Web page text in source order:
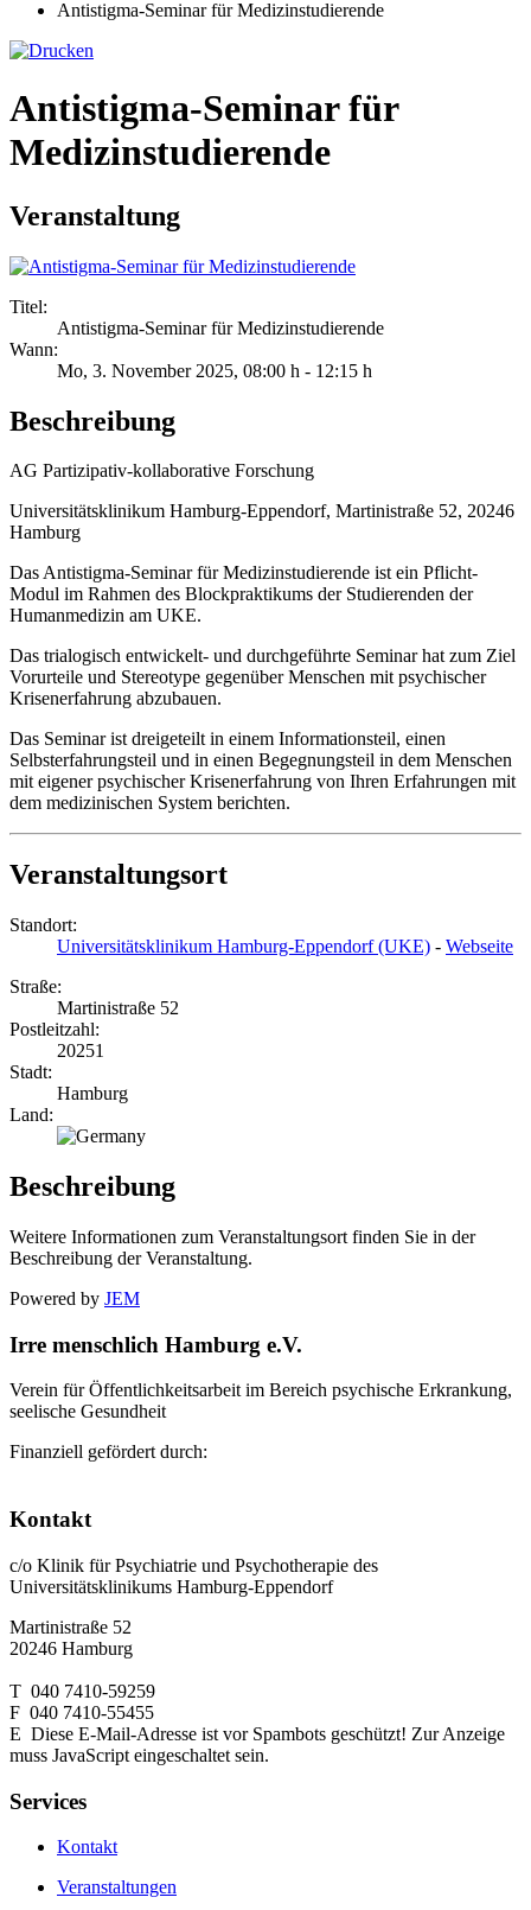
Antistigma-Seminar für Medizinstudierende
Antistigma-Seminar für
Medizinstudierende
Veranstaltung
Titel:
Antistigma-Seminar für Medizinstudierende
Wann:
Mo, 3. November 2025, 08:00 h - 12:15 h
Beschreibung
AG Partizipativ-kollaborative Forschung
Universitätsklinikum Hamburg-Eppendorf, Martinistraße 52, 20246
Hamburg
Das Antistigma-Seminar für Medizinstudierende ist ein Pflicht-
Modul im Rahmen des Blockpraktikums der Studierenden der
Humanmedizin am UKE.
Das trialogisch entwickelt- und durchgeführte Seminar hat zum Ziel
Vorurteile und Stereotype gegenüber Menschen mit psychischer
Krisenerfahrung abzubauen.
Das Seminar ist dreigeteilt in einem Informationsteil, einen
Selbsterfahrungsteil und in einen Begegnungsteil in dem Menschen
mit eigener psychischer Krisenerfahrung von Ihren Erfahrungen mit
dem medizinischen System berichten.
Veranstaltungsort
Standort:
Universitätsklinikum Hamburg-Eppendorf (UKE) - Webseite
Straße:
Martinistraße 52
Postleitzahl:
20251
Stadt:
Hamburg
Land:
Beschreibung
Weitere Informationen zum Veranstaltungsort finden Sie in der
Beschreibung der Veranstaltung.
Powered by JEM
Irre menschlich Hamburg e.V.
Verein für Öffentlichkeitsarbeit im Bereich psychische Erkrankung,
seelische Gesundheit
Finanziell gefördert durch:
Kontakt
c/o Klinik für Psychiatrie und Psychotherapie des
Universitätsklinikums Hamburg-Eppendorf
Martinistraße 52
20246 Hamburg
T 040 7410-59259
F 040 7410-55455
E Diese E-Mail-Adresse ist vor Spambots geschützt! Zur Anzeige
muss JavaScript eingeschaltet sein.
Services
Kontakt
Veranstaltungen